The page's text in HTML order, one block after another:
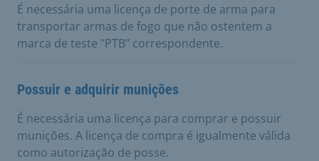
É necessária uma licença de porte de arma para
transportar armas de fogo que não ostentem a
marca de teste "PTB" correspondente.
Possuir e adquirir munições
É necessária uma licença para comprar e possuir
munições. A licença de compra é igualmente válida
como autorização de posse.